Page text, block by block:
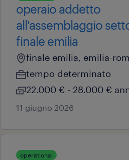
operaio addetto
all'assemblaggio
finale emilia
finale emilia, emilia-
tempo determinato
22.000 € - 28.000 €
11 giugno 2026
operational